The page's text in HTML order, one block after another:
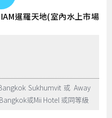
暹羅天地(室內水上市場
Sukhumvit 或 Away
或Mii Hotel 或同等級